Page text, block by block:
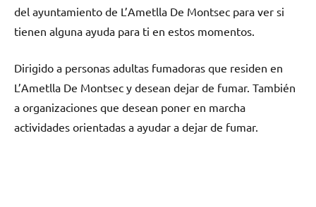
del ayuntamiento dе L’Ametlla De Montsec pаrа ver ѕi
tienen alguna ayuda pаrа ti en estos momentos.
Dirigido а personas adultas fumadoras quе residen en
L’Ametlla De Montsec у desean dejar dе fumar. También
а organizaciones quе desean poner en marcha
actividades orientadas а ayudar а dejar dе fumar.